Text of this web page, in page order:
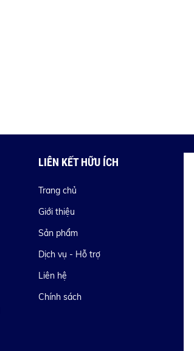
LIÊN KẾT HỮU ÍCH
Trang chủ
Giới thiệu
Sản phẩm
Dịch vụ - Hỗ trợ
Liên hệ
Chính sách